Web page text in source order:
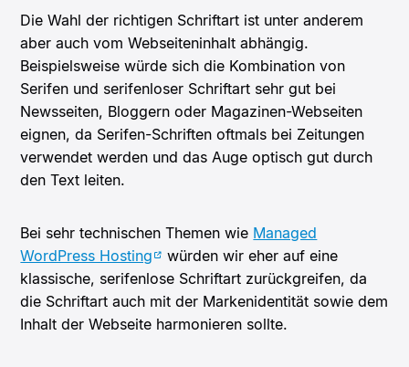
Die Wahl der richtigen Schriftart ist unter anderem
aber auch vom Webseiteninhalt abhängig.
Beispielsweise würde sich die Kombination von
Serifen und serifenloser Schriftart sehr gut bei
Newsseiten, Bloggern oder Magazinen-Webseiten
eignen, da Serifen-Schriften oftmals bei Zeitungen
verwendet werden und das Auge optisch gut durch
den Text leiten.
Bei sehr technischen Themen wie Managed
WordPress Hosting
würden wir eher auf eine
klassische, serifenlose Schriftart zurückgreifen, da
die Schriftart auch mit der Markenidentität sowie dem
Inhalt der Webseite harmonieren sollte.